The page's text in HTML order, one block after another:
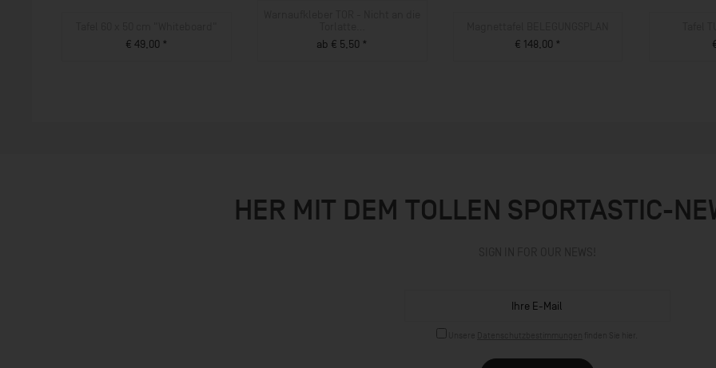
€ 49,00 *
ab € 5,50 *
€ 148,00 *
HER MIT DEM TOLLEN SPORTASTIC-